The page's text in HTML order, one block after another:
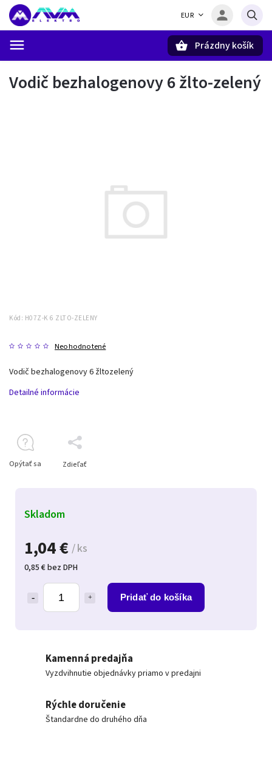
EUR
Prázdny košík
Vodič bezhalogenovy 6 žlto-zelený
Kód: H07Z-K 6 ZLTO-ZELENY
Neohodnotené
1,04 € / ks
0,85 € bez DPH
Pridať do košíka
Skladom
Vodič bezhalogenovy 6 žltozelený
Detailné informácie
Opýtať sa Zdieľať
Kamenná predajňa
Vyzdvihnutie objednávky priamo v predajni
Rýchle doručenie
Štandardne do druhého dňa